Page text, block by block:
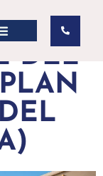
DEL